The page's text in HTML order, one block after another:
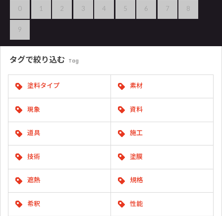
0 1 2 3 4 5 6 7 8
9
タグで絞り込む Tag
塗料タイプ 素材
現象 資料
道具 施工
技術 塗膜
遮熱 規格
希釈 性能